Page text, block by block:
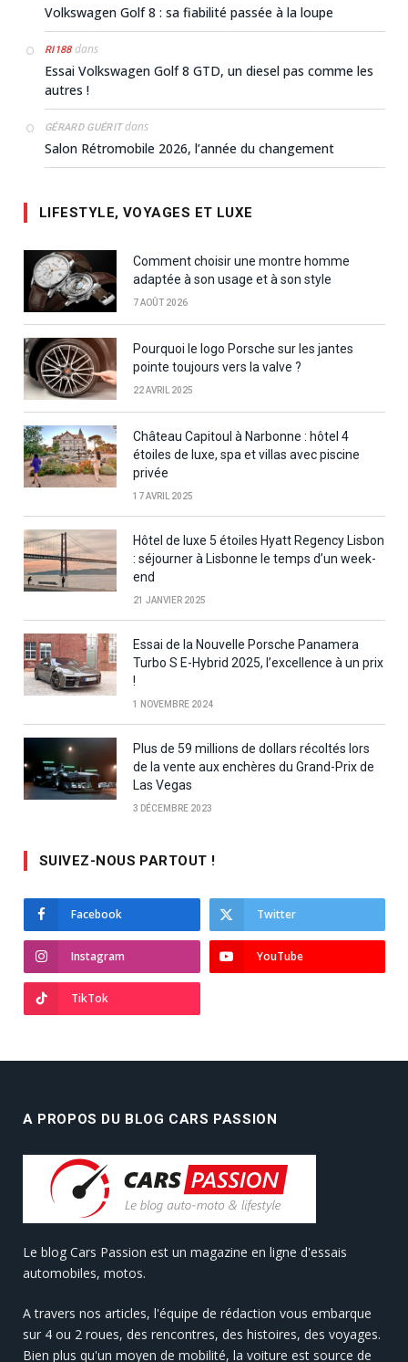
Volkswagen Golf 8 : sa fiabilité passée à la loupe
RI188dans
Essai Volkswagen Golf 8 GTD, un diesel pas comme les
autres !
GÉRARD GUÉRITdans
Salon Rétromobile 2026, l’année du changement
LIFESTYLE, VOYAGES ET LUXE
Comment choisir une montre homme
adaptée à son usage et à son style
7 AOÛT 2026
Pourquoi le logo Porsche sur les jantes
pointe toujours vers la valve ?
22 AVRIL 2025
Château Capitoul à Narbonne : hôtel 4
étoiles de luxe, spa et villas avec piscine
privée
17 AVRIL 2025
Hôtel de luxe 5 étoiles Hyatt Regency Lisbon
: séjourner à Lisbonne le temps d’un week-
end
21 JANVIER 2025
Essai de la Nouvelle Porsche Panamera
Turbo S E-Hybrid 2025, l’excellence à un prix
!
1 NOVEMBRE 2024
Plus de 59 millions de dollars récoltés lors
de la vente aux enchères du Grand-Prix de
Las Vegas
3 DÉCEMBRE 2023
SUIVEZ-NOUS PARTOUT !
Facebook Twitter
Instagram YouTube
TikTok
A PROPOS DU BLOG CARS PASSION
Le blog Cars Passion est un magazine en ligne d'essais
automobiles, motos.
A travers nos articles, l'équipe de rédaction vous embarque
sur 4 ou 2 roues, des rencontres, des histoires, des voyages.
Bien plus qu'un moyen de mobilité, la voiture est source de